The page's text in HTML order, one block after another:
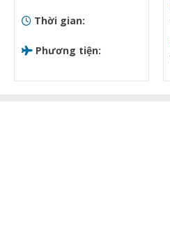
Thời gian:
Phương tiện: